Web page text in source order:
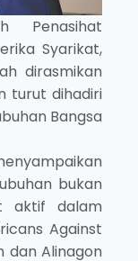
Penasihat
Syarikat,
dirasmikan
turut dihadiri
Bangsa
bukan
aktif dalam
Against
dan Alinagon